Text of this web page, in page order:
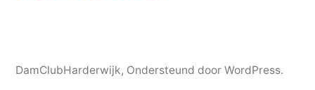
DamClubHarderwijk, Ondersteund door WordPress.